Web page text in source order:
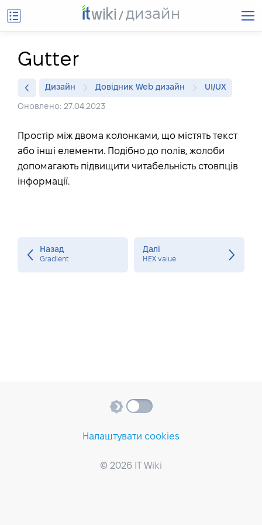
дизайн
Gutter
Дизайн Довідник Web дизайн UI/UX
Оновлено: 27.04.2023
Простір між двома колонками, що містять текст
або інші елементи. Подібно до полів, жолоби
допомагають підвищити читабельність стовпців
інформації.
Назад
Gradient
Далі
HEX value
Налаштувати cookies
© 2026 IT Wiki